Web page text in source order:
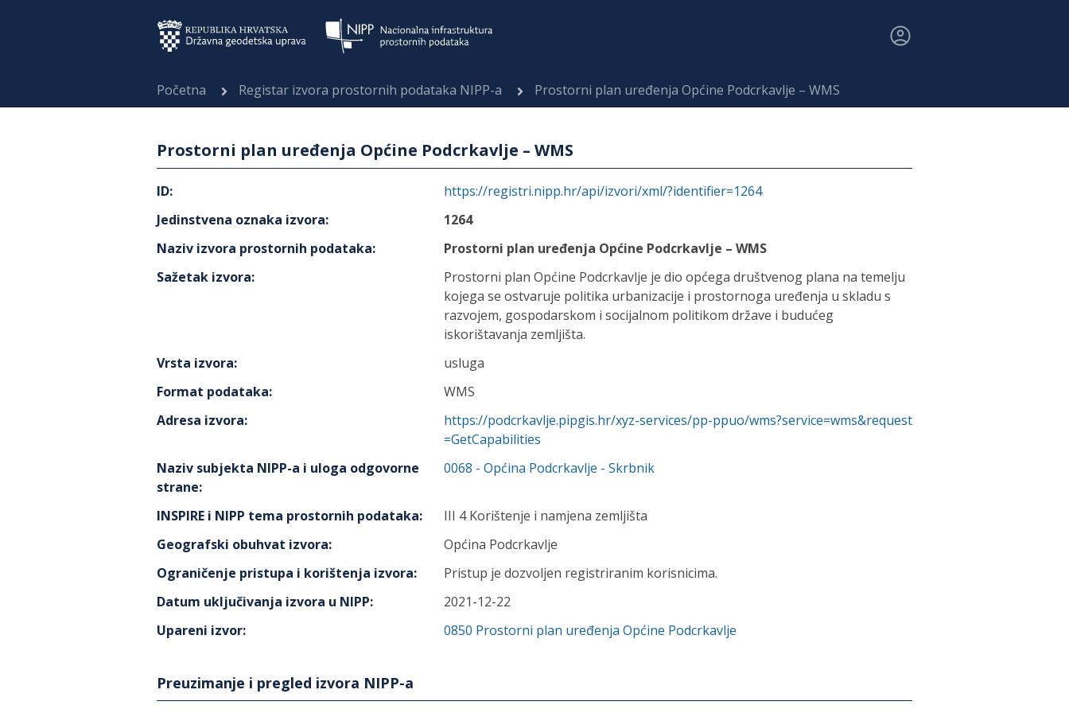
Početna Registar izvora prostornih podataka NIPP-a Prostorni plan uređenja Općine Podcrkavlje – WMS
Prostorni plan uređenja Općine Podcrkavlje – WMS
ID:
https://registri.nipp.hr/api/izvori/xml/?identifier=1264
Jedinstvena oznaka izvora:
1264
Naziv izvora prostornih podataka:
Prostorni plan uređenja Općine Podcrkavlje – WMS
Sažetak izvora:
Prostorni plan Općine Podcrkavlje je dio općega društvenog plana na temelju
kojega se ostvaruje politika urbanizacije i prostornoga uređenja u skladu s
razvojem, gospodarskom i socijalnom politikom države i budućeg
iskorištavanja zemljišta.
Vrsta izvora:
usluga
Format podataka:
WMS
Adresa izvora:
https://podcrkavlje.pipgis.hr/xyz-services/pp-ppuo/wms?service=wms&request
=GetCapabilities
Naziv subjekta NIPP-a i uloga odgovorne
strane:
0068 - Općina Podcrkavlje - Skrbnik
INSPIRE i NIPP tema prostornih podataka:
III 4 Korištenje i namjena zemljišta
Geografski obuhvat izvora:
Općina Podcrkavlje
Ograničenje pristupa i korištenja izvora:
Pristup je dozvoljen registriranim korisnicima.
Datum uključivanja izvora u NIPP:
2021-12-22
Upareni izvor: 0850 Prostorni plan uređenja Općine Podcrkavlje
Preuzimanje i pregled izvora NIPP-a